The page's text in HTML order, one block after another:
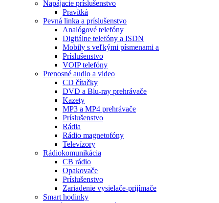
Napájacie príslušenstvo
Pravítká
Pevná linka a príslušenstvo
Analógové telefóny
Digitálne telefóny a ISDN
Mobily s veľkými písmenami a
Príslušenstvo
VOIP telefóny
Prenosné audio a video
CD čítačky
DVD a Blu-ray prehrávače
Kazety
MP3 a MP4 prehrávače
Príslušenstvo
Rádia
Rádio magnetofóny
Televízory
Rádiokomunikácia
CB rádio
Opakovače
Príslušenstvo
Zariadenie vysielače-prijímače
Smart hodinky